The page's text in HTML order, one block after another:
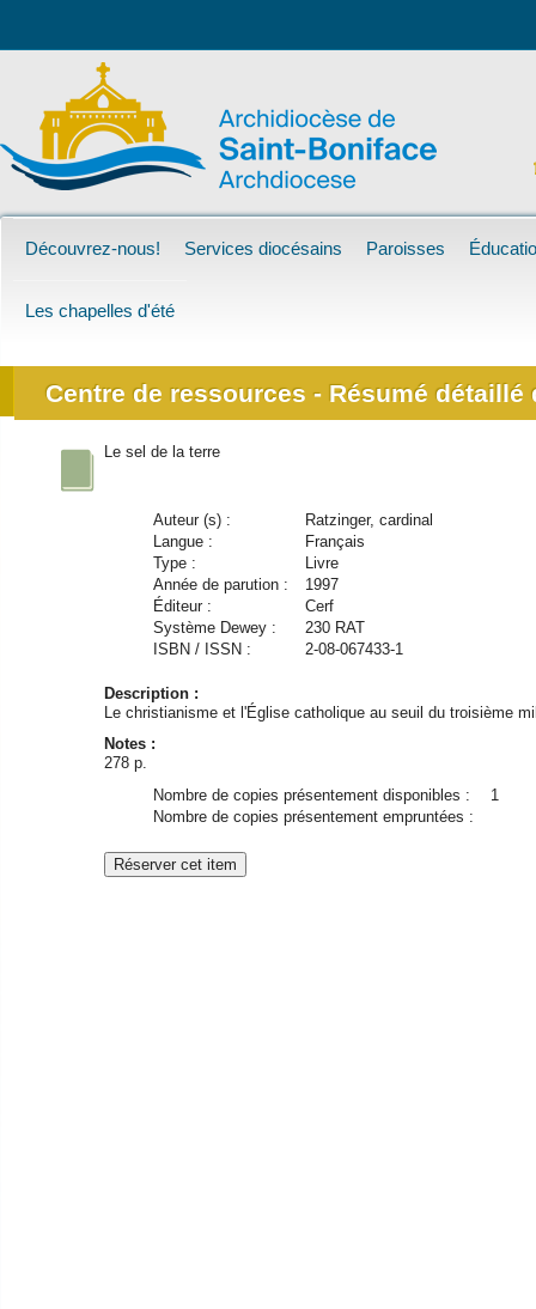
Découvrez-nous! Services diocésains Paroisses
Les chapelles d'été
Centre de ressources - Résumé détaillé
Le sel de la terre
Auteur (s) :
Ratzinger, cardinal
Langue :
Français
Type :
Livre
Année de parution :
1997
Éditeur :
Cerf
Système Dewey :
230 RAT
ISBN / ISSN :
2-08-067433-1
Description :
Le christianisme et l'Église catholique au seuil du troisième
Notes :
278 p.
Nombre de copies présentement disponibles :
1
Nombre de copies présentement empruntées :